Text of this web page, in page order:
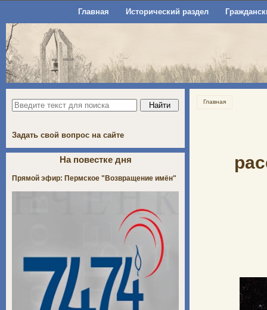
Главная Исторический раздел
Главная
Задать свой вопрос на сайте
На повестке дня
Прямой эфир: Пермское "Возвращение имён"